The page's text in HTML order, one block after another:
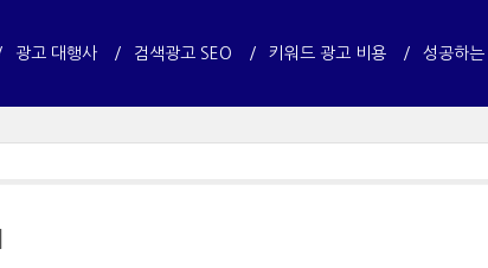
광고 대행사 검색광고 SEO 키워드 광고 비용 성공하는